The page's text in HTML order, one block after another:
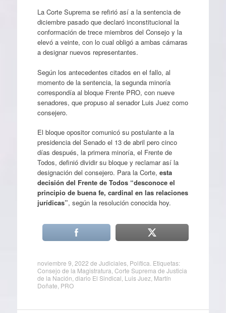
La Corte Suprema se refirió así a la sentencia de
diciembre pasado que declaró inconstitucional la
conformación de trece miembros del Consejo y la
elevó a veinte, con lo cual obligó a ambas cámaras
a designar nuevos representantes.
Según los antecedentes citados en el fallo, al
momento de la sentencia, la segunda minoría
correspondía al bloque Frente PRO, con nueve
senadores, que propuso al senador Luis Juez como
consejero.
El bloque opositor comunicó su postulante a la
presidencia del Senado el 13 de abril pero cinco
días después, la primera minoría, el Frente de
Todos, definió dividir su bloque y reclamar así la
designación del consejero. Para la Corte, esta
decisión del Frente de Todos “desconoce el
principio de buena fe, cardinal en las relaciones
jurídicas”, según la resolución conocida hoy.
noviembre 9, 2022 de Judiciales, Política . Etiquetas:
Consejo de la Magistratura Corte Suprema de Justicia
de la Nación diario El Sindical Luis Juez, Martín
Doñate PRO